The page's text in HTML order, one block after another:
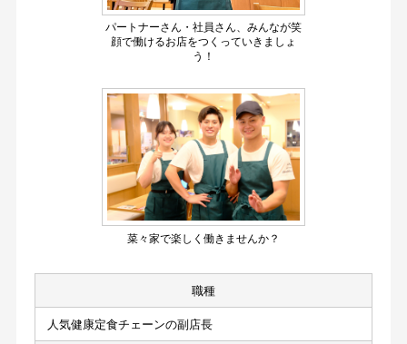
パートナーさん・社員さん、みんなが笑
顔で働けるお店をつくっていきましょ
う！
菜々家で楽しく働きませんか？
職種
人気健康定食チェーンの副店長